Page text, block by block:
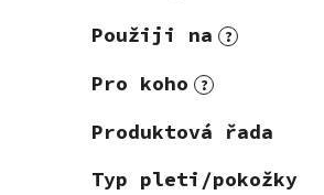
Použiji na ?
Pro koho ?
Produktová řada
Typ pleti/pokožky